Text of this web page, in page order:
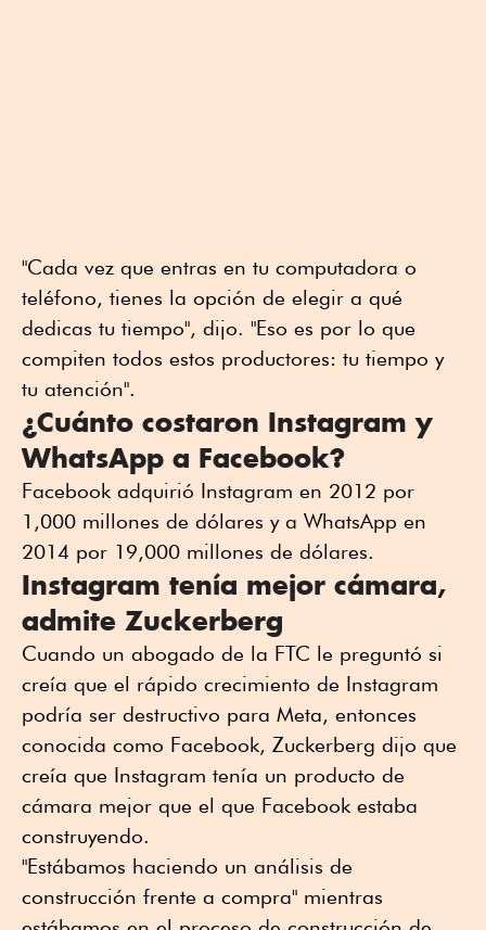
"Cada vez que entras en tu computadora o
teléfono, tienes la opción de elegir a qué
dedicas tu tiempo", dijo. "Eso es por lo que
compiten todos estos productores: tu tiempo y
tu atención".
¿Cuánto costaron Instagram y
WhatsApp a Facebook?
Facebook adquirió Instagram en 2012 por
1,000 millones de dólares y a WhatsApp en
2014 por 19,000 millones de dólares.
Instagram tenía mejor cámara,
admite Zuckerberg
Cuando un abogado de la FTC le preguntó si
creía que el rápido crecimiento de Instagram
podría ser destructivo para Meta, entonces
conocida como Facebook, Zuckerberg dijo que
creía que Instagram tenía un producto de
cámara mejor que el que Facebook estaba
construyendo.
"Estábamos haciendo un análisis de
construcción frente a compra" mientras